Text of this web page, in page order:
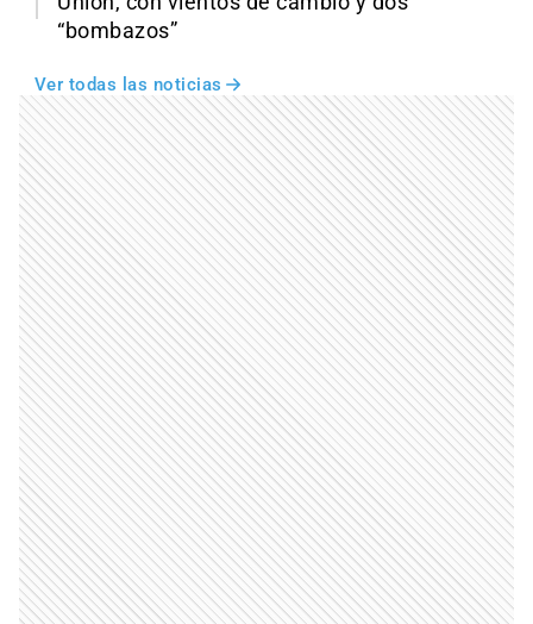
“bombazos”
Ver todas las noticias